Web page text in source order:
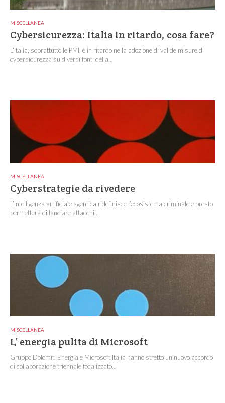
MISCELLANEA
Cybersicurezza: Italia in ritardo, cosa fare?
L’Italia, soprattutto le PMI, è in ritardo nella adozione di valide misure di
cybersicurezza su diversi fonti della...
MISCELLANEA
Cyberstrategie da rivedere
L’intelligenza artificiale agentica ridefinisce l’ecosistema criminale e presto
permetterà di lanciare attacchi...
MISCELLANEA
L’ energia pulita di Microsoft
Gruppo Dolomiti Energia e Microsoft Italia hanno stretto un nuovo accordo
di collaborazione triennale focalizzato...